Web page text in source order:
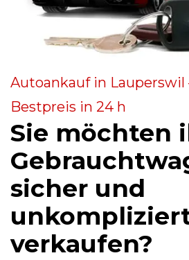
Autoankauf in Lauperswil
Bestpreis in 24 h
Sie möchten
sicher und
verkaufen?